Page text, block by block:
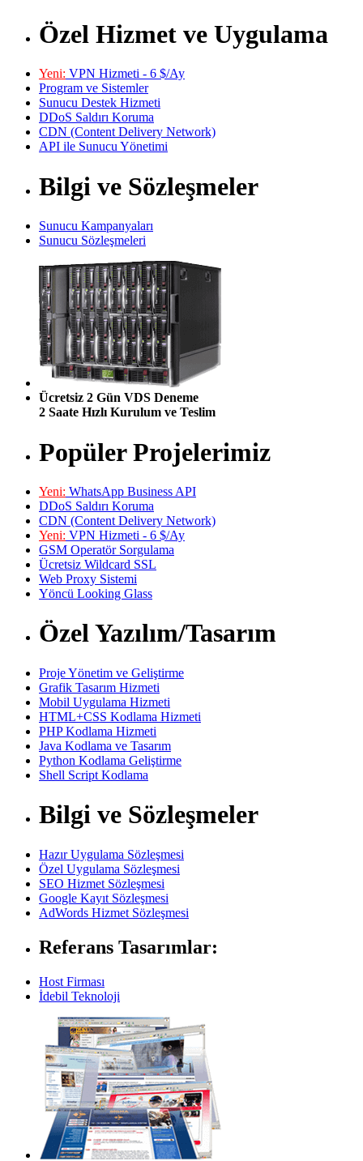
Özel Hizmet ve Uygulama
Yeni: VPN Hizmeti - 6 $/Ay
Program ve Sistemler
Sunucu Destek Hizmeti
DDoS Saldırı Koruma
CDN (Content Delivery Network)
API ile Sunucu Yönetimi
Bilgi ve Sözleşmeler
Sunucu Kampanyaları
Sunucu Sözleşmeleri
Ücretsiz 2 Gün VDS Deneme
2 Saate Hızlı Kurulum ve Teslim
Popüler Projelerimiz
Yeni: WhatsApp Business API
DDoS Saldırı Koruma
CDN (Content Delivery Network)
Yeni: VPN Hizmeti - 6 $/Ay
GSM Operatör Sorgulama
Ücretsiz Wildcard SSL
Web Proxy Sistemi
Yöncü Looking Glass
Özel Yazılım/Tasarım
Proje Yönetim ve Geliştirme
Grafik Tasarım Hizmeti
Mobil Uygulama Hizmeti
HTML+CSS Kodlama Hizmeti
PHP Kodlama Hizmeti
Java Kodlama ve Tasarım
Python Kodlama Geliştirme
Shell Script Kodlama
Bilgi ve Sözleşmeler
Hazır Uygulama Sözleşmesi
Özel Uygulama Sözleşmesi
SEO Hizmet Sözleşmesi
Google Kayıt Sözleşmesi
AdWords Hizmet Sözleşmesi
Referans Tasarımlar:
Host Firması
İdebil Teknoloji